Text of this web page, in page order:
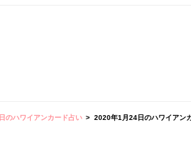
のハワイアンカード占い 2020年1月24日のハワイアン